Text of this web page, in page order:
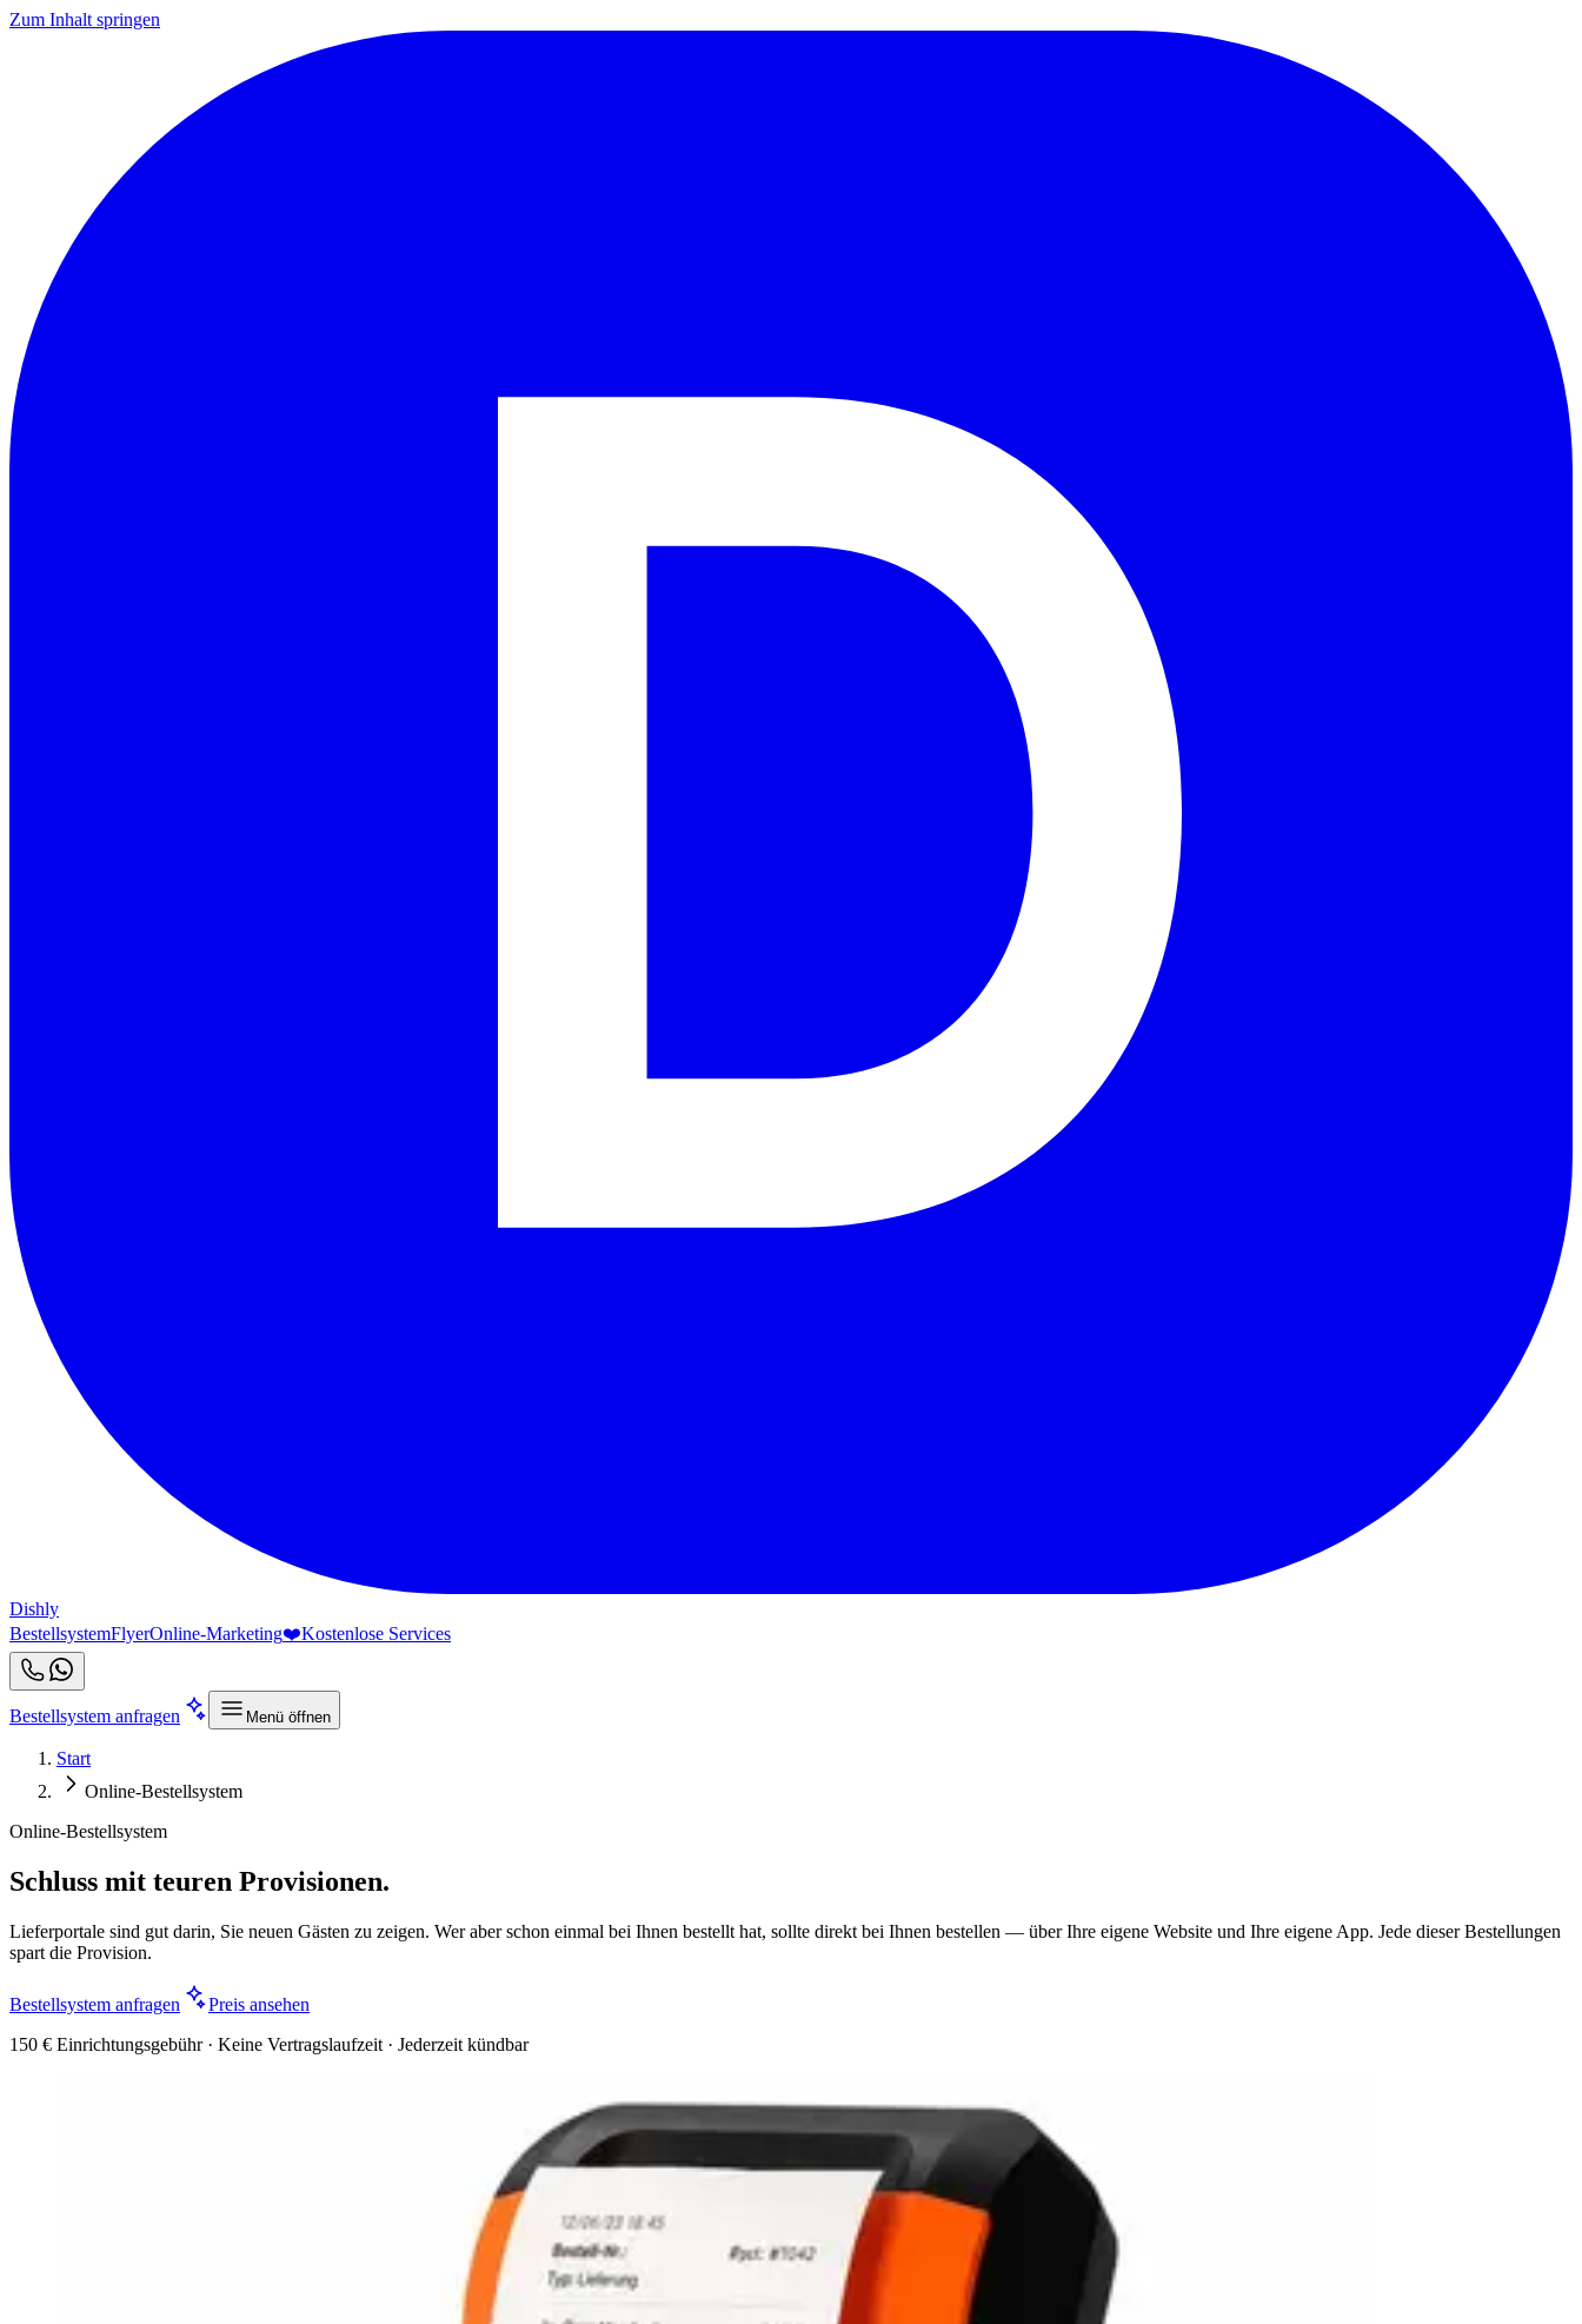
Zum Inhalt springen
Dishly
BestellsystemFlyerOnline-Marketing❤️Kostenlose Services
Bestellsystem anfragen Menü öffnen
Start
Online-Bestellsystem
Online-Bestellsystem
Schluss mit teuren Provisionen.
Lieferportale sind gut darin, Sie neuen Gästen zu zeigen. Wer aber schon einmal bei Ihnen bestellt hat, sollte direkt bei Ihnen bestellen — über Ihre eigene Website und Ihre eigene App. Jede dieser Bestellungen
spart die Provision.
Bestellsystem anfragen
Preis ansehen
150 € Einrichtungsgebühr · Keine Vertragslaufzeit · Jederzeit kündbar